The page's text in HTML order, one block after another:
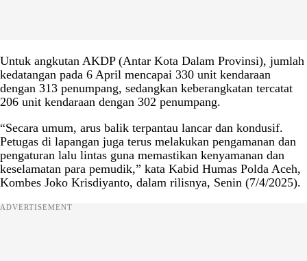
Untuk angkutan AKDP (Antar Kota Dalam Provinsi), jumlah
kedatangan pada 6 April mencapai 330 unit kendaraan
dengan 313 penumpang, sedangkan keberangkatan tercatat
206 unit kendaraan dengan 302 penumpang.
“Secara umum, arus balik terpantau lancar dan kondusif.
Petugas di lapangan juga terus melakukan pengamanan dan
pengaturan lalu lintas guna memastikan kenyamanan dan
keselamatan para pemudik,” kata Kabid Humas Polda Aceh,
Kombes Joko Krisdiyanto, dalam rilisnya, Senin (7/4/2025).
ADVERTISEMENT